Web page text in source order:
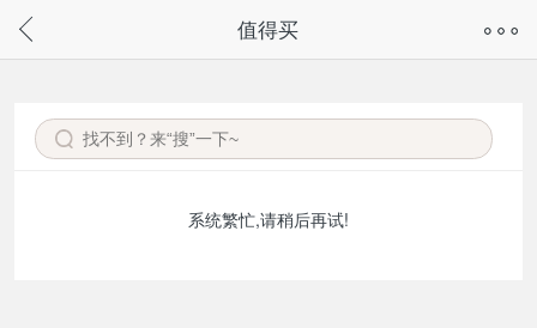
请通过微信或支付宝搜“奇兔客小程序”访问
值得买
系统繁忙,请稍后再试!